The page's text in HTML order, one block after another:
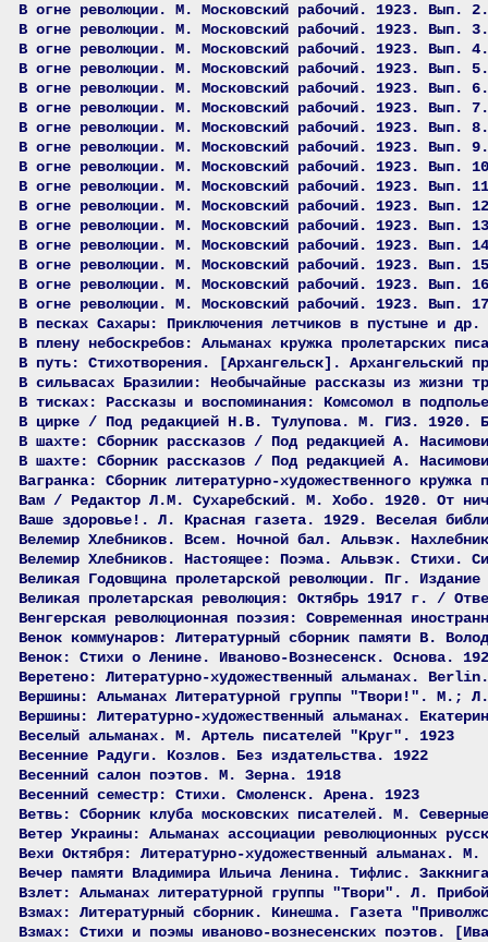
В огне революции. М. Московский рабочий. 1923. Вып.
В огне революции. М. Московский рабочий. 1923. Вып.
В огне революции. М. Московский рабочий. 1923. Вып.
В огне революции. М. Московский рабочий. 1923. Вып.
В огне революции. М. Московский рабочий. 1923. Вып.
В огне революции. М. Московский рабочий. 1923. Вып.
В огне революции. М. Московский рабочий. 1923. Вып.
В огне революции. М. Московский рабочий. 1923. Вып.
В огне революции. М. Московский рабочий. 1923. Вып.
В огне революции. М. Московский рабочий. 1923. Вып.
В огне революции. М. Московский рабочий. 1923. Вып.
В огне революции. М. Московский рабочий. 1923. Вып.
В огне революции. М. Московский рабочий. 1923. Вып.
В огне революции. М. Московский рабочий. 1923. Вып.
В огне революции. М. Московский рабочий. 1923. Вып.
В огне революции. М. Московский рабочий. 1923. Вып.
В песках Сахары: Приключения летчиков в пустыне и
В плену небоскребов: Альманах кружка пролетарских
В путь: Стихотворения. [Архангельск]. Архангельский
В сильвасах Бразилии: Необычайные рассказы из
В тисках: Рассказы и воспоминания: Комсомол в
В цирке / Под редакцией Н.В. Тулупова. М. ГИЗ. 1920.
В шахте: Сборник рассказов / Под редакцией А.
В шахте: Сборник рассказов / Под редакцией А.
Вагранка: Сборник литературно-художественного
Вам / Редактор Л.М. Сухаребский. М. Хобо. 1920. От
Ваше здоровье!. Л. Красная газета. 1929. Веселая
Велемир Хлебников. Всем. Ночной бал. Альвэк.
Велемир Хлебников. Настоящее: Поэма. Альвэк. Стихи.
Великая Годовщина пролетарской революции. Пг.
Великая пролетарская революция: Октябрь 1917 г. /
Венгерская революционная поэзия: Современная
Венок коммунаров: Литературный сборник памяти В.
Венок: Стихи о Ленине. Иваново-Вознесенск. Основа.
Веретено: Литературно-художественный альманах.
Вершины: Альманах Литературной группы "Твори!". М.;
Вершины: Литературно-художественный альманах.
Веселый альманах. М. Артель писателей "Круг". 1923
Весенние Радуги. Козлов. Без издательства. 1922
Весенний салон поэтов. М. Зерна. 1918
Весенний семестр: Стихи. Смоленск. Арена. 1923
Ветвь: Сборник клуба московских писателей. М.
Ветер Украины: Альманах ассоциации революционных
Вехи Октября: Литературно-художественный альманах.
Вечер памяти Владимира Ильича Ленина. Тифлис.
Взлет: Альманах литературной группы "Твори". Л.
Взмах: Литературный сборник. Кинешма. Газета
Взмах: Стихи и поэмы иваново-вознесенских поэтов.